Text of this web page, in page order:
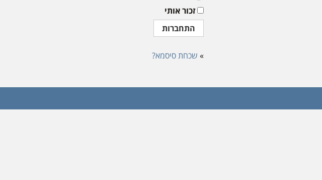
זכור אותי
» שכחת סיסמא?